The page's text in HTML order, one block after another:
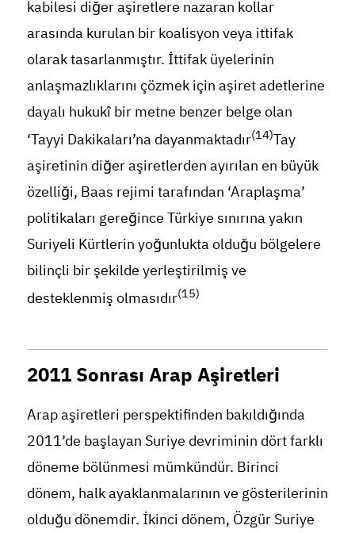
kabilesi diğer aşiretlere nazaran kollar
arasında kurulan bir koalisyon veya ittifak
olarak tasarlanmıştır. İttifak üyelerinin
anlaşmazlıklarını çözmek için aşiret adetlerine
dayalı hukukî bir metne benzer belge olan
‘Tayyi Dakikaları’na dayanmaktadır(14)Tay
aşiretinin diğer aşiretlerden ayırılan en büyük
özelliği, Baas rejimi tarafından ‘Araplaşma’
politikaları gereğince Türkiye sınırına yakın
Suriyeli Kürtlerin yoğunlukta olduğu bölgelere
bilinçli bir şekilde yerleştirilmiş ve
desteklenmiş olmasıdır(15)
2011 Sonrası Arap Aşiretleri
Arap aşiretleri perspektifinden bakıldığında
2011’de başlayan Suriye devriminin dört farklı
döneme bölünmesi mümkündür. Birinci
dönem, halk ayaklanmalarının ve gösterilerinin
olduğu dönemdir. İkinci dönem, Özgür Suriye